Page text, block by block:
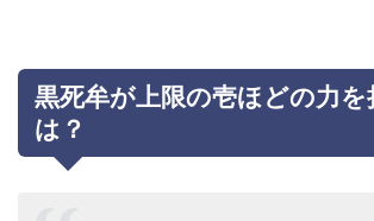
黒死牟が上限の壱ほどの力を
は？